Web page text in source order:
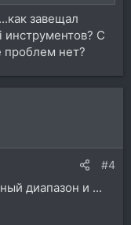
завещал
С
проблем нет?
#4
диапазон и ...